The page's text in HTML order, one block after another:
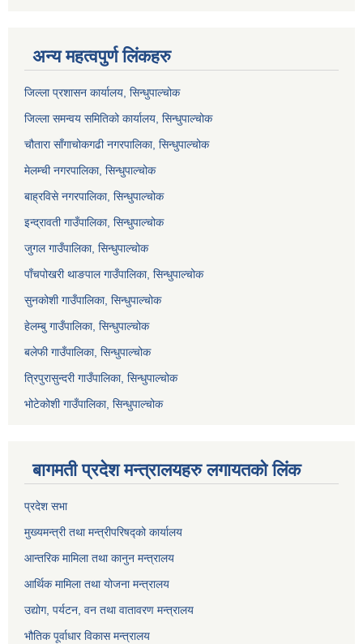
अन्य महत्वपुर्ण लिंकहरु
जिल्ला प्रशासन कार्यालय, सिन्धुपाल्चोक
जिल्ला समन्वय समितिको कार्यालय, सिन्धुपाल्चोक
चौतारा साँगाचोकगढी नगरपालिका, सिन्धुपाल्चोक
मेलम्ची नगरपालिका, सिन्धुपाल्चोक
बाह्रविसे नगरपालिका, सिन्धुपाल्चोक
इन्द्रावती गाउँपालिका, सिन्धुपाल्चोक
जुगल गाउँपालिका, सिन्धुपाल्चोक
पाँचपोखरी थाङपाल गाउँपालिका, सिन्धुपाल्चोक
सुनकोशी गाउँपालिका, सिन्धुपाल्चोक
हेलम्बु गाउँपालिका, सिन्धुपाल्चोक
बलेफी गाउँपालिका, सिन्धुपाल्चोक
त्रिपुरासुन्दरी गाउँपालिका, सिन्धुपाल्चोक
भोटेकोशी गाउँपालिका, सिन्धुपाल्चोक
बागमती प्रदेश मन्त्रालयहरु लगायतको लिंक
प्रदेश सभा
मुख्यमन्त्री तथा मन्त्रीपरिषद्को कार्यालय
आन्तरिक मामिला तथा कानुन मन्त्रालय
आर्थिक मामिला तथा योजना मन्त्रालय
उद्योग, पर्यटन, वन तथा वातावरण मन्त्रालय
भौतिक पूर्वाधार विकास मन्त्रालय